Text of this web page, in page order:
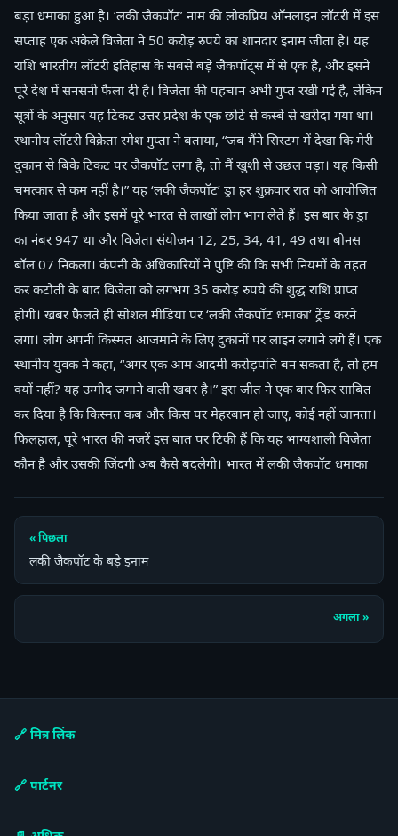
बड़ा धमाका हुआ है। ‘लकी जैकपॉट’ नाम की लोकप्रिय ऑनलाइन लॉटरी में इस
सप्ताह एक अकेले विजेता ने 50 करोड़ रुपये का शानदार इनाम जीता है। यह
राशि भारतीय लॉटरी इतिहास के सबसे बड़े जैकपॉट्स में से एक है, और इसने
पूरे देश में सनसनी फैला दी है। विजेता की पहचान अभी गुप्त रखी गई है, लेकिन
सूत्रों के अनुसार यह टिकट उत्तर प्रदेश के एक छोटे से कस्बे से खरीदा गया था।
स्थानीय लॉटरी विक्रेता रमेश गुप्ता ने बताया, “जब मैंने सिस्टम में देखा कि मेरी
दुकान से बिके टिकट पर जैकपॉट लगा है, तो मैं खुशी से उछल पड़ा। यह किसी
चमत्कार से कम नहीं है।” यह ‘लकी जैकपॉट’ ड्रा हर शुक्रवार रात को आयोजित
किया जाता है और इसमें पूरे भारत से लाखों लोग भाग लेते हैं। इस बार के ड्रा
का नंबर 947 था और विजेता संयोजन 12, 25, 34, 41, 49 तथा बोनस
बॉल 07 निकला। कंपनी के अधिकारियों ने पुष्टि की कि सभी नियमों के तहत
कर कटौती के बाद विजेता को लगभग 35 करोड़ रुपये की शुद्ध राशि प्राप्त
होगी। खबर फैलते ही सोशल मीडिया पर ‘लकी जैकपॉट धमाका’ ट्रेंड करने
लगा। लोग अपनी किस्मत आजमाने के लिए दुकानों पर लाइन लगाने लगे हैं। एक
स्थानीय युवक ने कहा, “अगर एक आम आदमी करोड़पति बन सकता है, तो हम
क्यों नहीं? यह उम्मीद जगाने वाली खबर है।” इस जीत ने एक बार फिर साबित
कर दिया है कि किस्मत कब और किस पर मेहरबान हो जाए, कोई नहीं जानता।
फिलहाल, पूरे भारत की नजरें इस बात पर टिकी हैं कि यह भाग्यशाली विजेता
कौन है और उसकी जिंदगी अब कैसे बदलेगी। भारत में लकी जैकपॉट धमाका
« पिछला
लकी जैकपॉट के बड़े इनाम
अगला »
🔗 मित्र लिंक
🔗 पार्टनर